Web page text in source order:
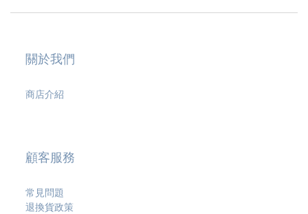
關於我們
商店介紹
顧客服務
常見問題
退換貨政策